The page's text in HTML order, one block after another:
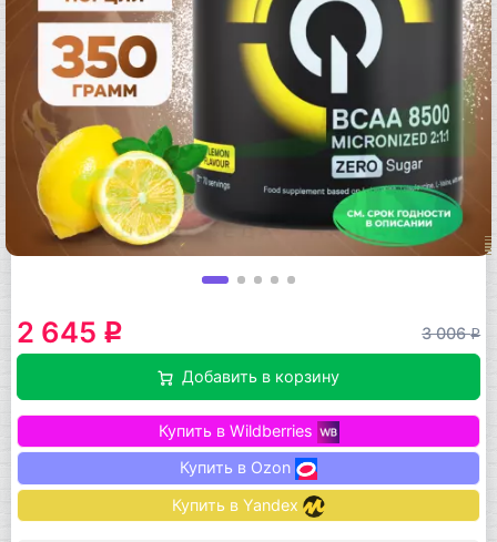
2 645 q 3 006q
Добавить в корзину
Купить в Wildberries
Купить в Ozon
Купить в Yandex